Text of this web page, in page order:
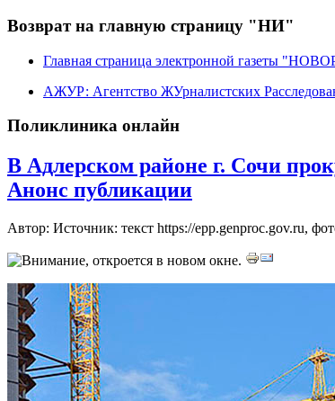
Возврат на главную страницу "НИ"
Главная страница электронной газеты
АЖУР: Агентство ЖУрналистских
Поликлиника онлайн
В Адлерском районе г. Сочи
Анонс публикации
Автор: Источник: текст https://epp.genproc.gov.ru,